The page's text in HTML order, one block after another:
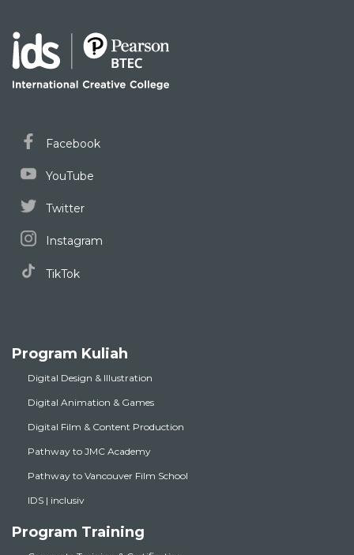
TikTok
Digital Design & Illustration
Digital Animation & Games
Digital Film & Content Production
Pathway to JMC Academy
Pathway to Vancouver Film School
IDS | inclusiv
Program Training
Corporate Training & Certification